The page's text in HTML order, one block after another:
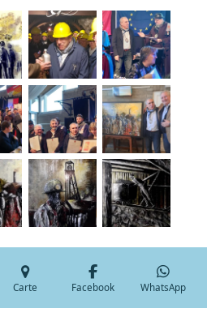
ARTISTE PEINTRE
Carte Facebook WhatsApp